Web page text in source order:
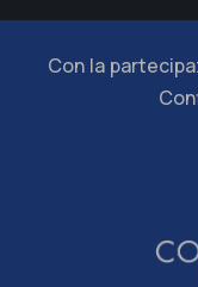
Con la